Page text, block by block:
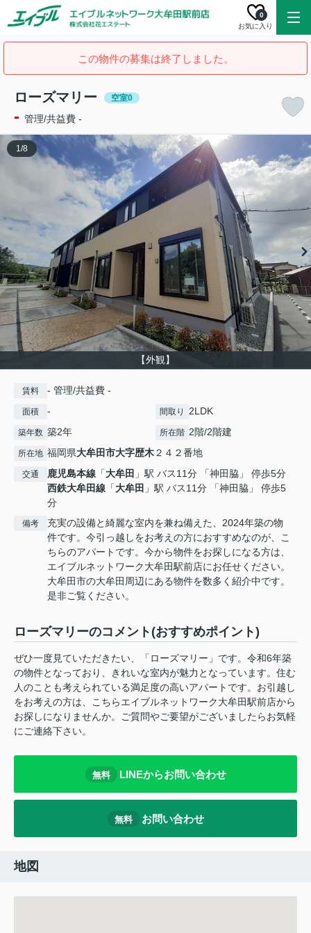
お気に入り
0
この物件の募集は終了しました。
ローズマリー 空室0
- 管理/共益費 -
【外観】
1/8
賃料 - 管理/共益費 -
面積 - 間取り 2LDK
築年数 築2年 所在階 2階/2階建
所在地 福岡県大牟田市大字歴木２４２番地
交通 鹿児島本線 「大牟田 」駅 バス11分 「神田脇」 停歩5分
西鉄大牟田線 「大牟田 」駅 バス11分 「神田脇」 停歩5
分
備考
充実の設備と綺麗な室内を兼ね備えた、2024年築の物
件です。今引っ越しをお考えの方におすすめなのが、こ
ちらのアパートです。今から物件をお探しになる方は、
エイブルネットワーク大牟田駅前店にお任せください。
大牟田市の大牟田周辺にある物件を数多く紹介中です。
是非ご覧ください。
ローズマリーのコメント(おすすめポイント)
ぜひ一度見ていただきたい、「ローズマリー」です。令和6年築
の物件となっており、きれいな室内が魅力となっています。住む
人のことも考えられている満足度の高いアパートです。お引越し
をお考えの方は、こちらエイブルネットワーク大牟田駅前店から
お探しになりませんか。ご質問やご要望がございましたらお気軽
にご連絡下さい。
無料 LINEからお問い合わせ
無料 お問い合わせ
地図